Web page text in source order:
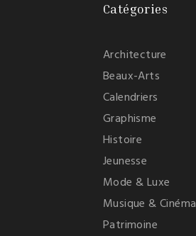
Catégories
Architecture
Beaux-Arts
Calendriers
Graphisme
Histoire
Jeunesse
Mode & Luxe
Musique & Cinéma
Patrimoine